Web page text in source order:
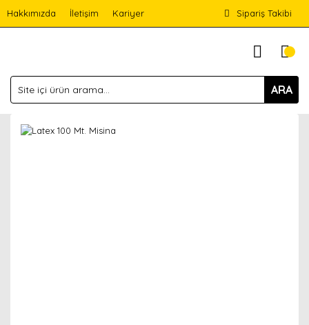
Hakkımızda İletişim Kariyer Sipariş Takibi
ARA